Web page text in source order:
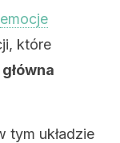
emocje
które
tym układzie